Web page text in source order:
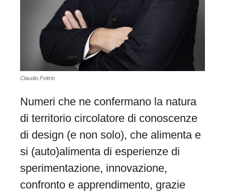
Claudio Feltrin
Numeri che ne confermano la natura
di territorio circolatore di conoscenze
di design (e non solo), che alimenta e
si (auto)alimenta di esperienze di
sperimentazione, innovazione,
confronto e apprendimento, grazie